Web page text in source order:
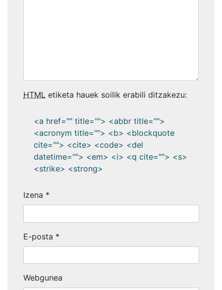
HTML etiketa hauek soilik erabili ditzakezu:
<a href="" title=""> <abbr title="">
<acronym title=""> <b> <blockquote
cite=""> <cite> <code> <del
datetime=""> <em> <i> <q cite=""> <s>
<strike> <strong>
Izena *
E-posta *
Webgunea